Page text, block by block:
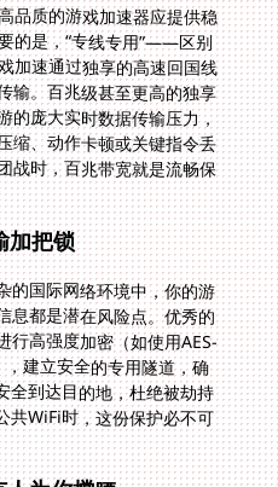
品质的游戏加速器应提供稳
的是，“专线专用”——区别
加速通过独享的高速回国线
输。百兆级甚至更高的独享
的庞大实时数据传输压力，
缩、动作卡顿或关键指令丢
战时，百兆带宽就是流畅保
加把锁
的国际网络环境中，你的游
息都是潜在风险点。优秀的
高强度加密（如使用AES-
，建立安全的专用隧道，确
全到达目的地，杜绝被劫持
共WiFi时，这份保护必不可